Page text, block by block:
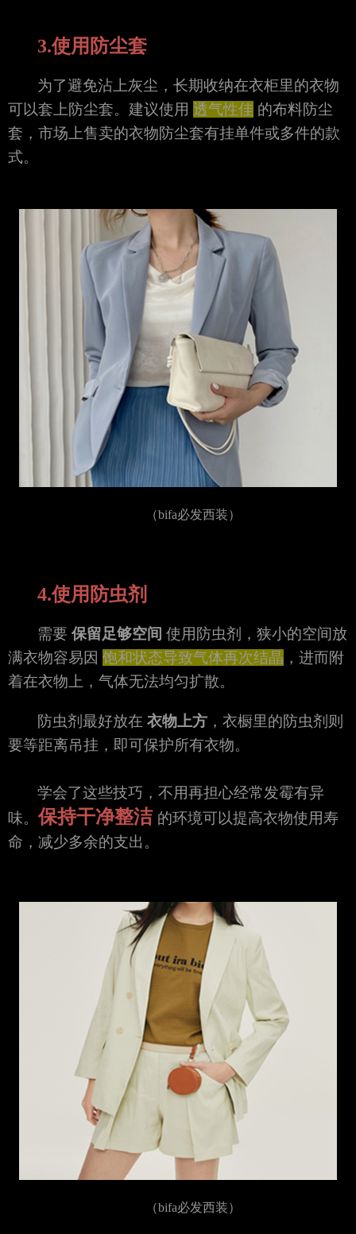
3.使用防尘套
为了避免沾上灰尘，长期收纳在衣柜里的衣物
可以套上防尘套。建议使用 透气性佳 的布料防尘
套，市场上售卖的衣物防尘套有挂单件或多件的款
式。
（bifa必发西装）
4.使用防虫剂
需要 保留足够空间 使用防虫剂，狭小的空间放
满衣物容易因 饱和状态导致气体再次结晶 ，进而附
着在衣物上，气体无法均匀扩散。
防虫剂最好放在 衣物上方 ，衣橱里的防虫剂则
要等距离吊挂，即可保护所有衣物。
学会了这些技巧，不用再担心经常发霉有异
味。保持干净整洁 的环境可以提高衣物使用寿
命，减少多余的支出。
（bifa必发西装）